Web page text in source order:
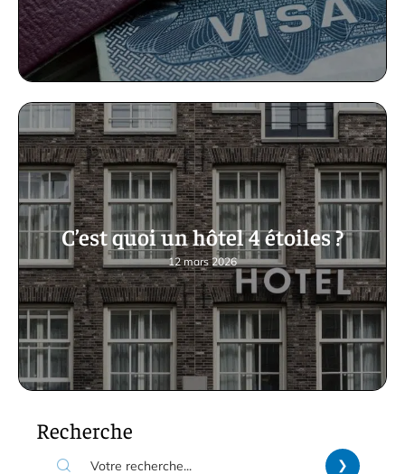
C’est quoi un hôtel 4 étoiles ?
12 mars 2026
Recherche